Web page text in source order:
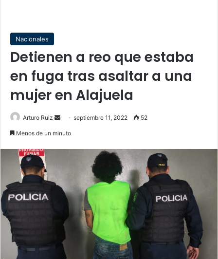
Nacionales
Detienen a reo que estaba
en fuga tras asaltar a una
mujer en Alajuela
Arturo Ruiz
Sendseptiembre 11, 2022 52
Menos de un minuto